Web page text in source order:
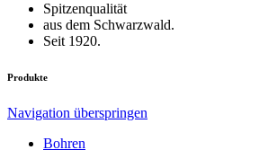
Spitzenqualität
aus dem Schwarzwald.
Seit 1920.
Produkte
Navigation überspringen
Bohren